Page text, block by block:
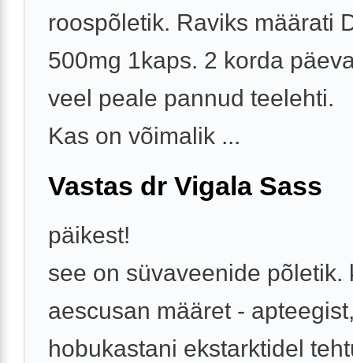
roospõletik. Raviks määrati
500mg 1kaps. 2 korda
veel peale pannud teelehti.
Kas on võimalik ...
Vastas dr Vigala Sass
päikest!
see on süvaveenide põletik.
aescusan määret -
hobukastani ekstarktidel